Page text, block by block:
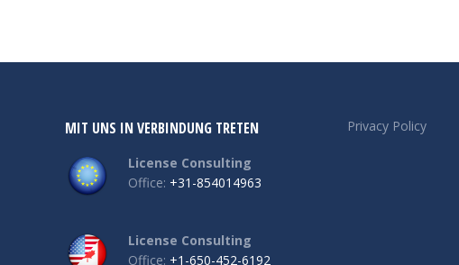
MIT UNS IN VERBINDUNG TRETEN
License Consulting
Office: +31-854014963
License Consulting
Office: +1-650-452-6192
Privacy Policy